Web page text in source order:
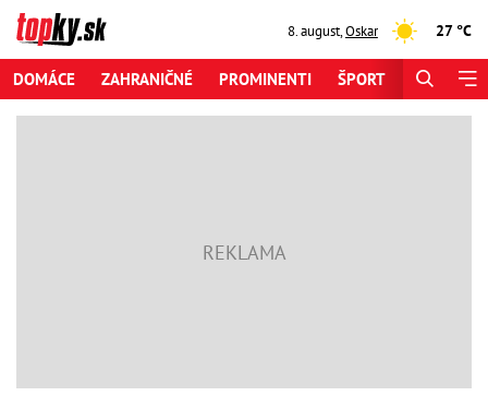
8. august,Oskar 27 °C
DOMÁCE ZAHRANIČNÉ PROMINENTI ŠPORT